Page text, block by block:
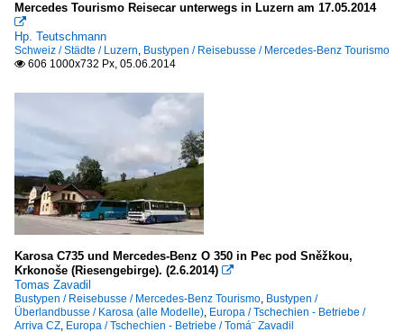
Mercedes Tourismo Reisecar unterwegs in Luzern am 17.05.2014

Hp. Teutschmann
Schweiz / Städte / Luzern, Bustypen / Reisebusse / Mercedes-Benz Tourismo
 606 1000x732 Px, 05.06.2014
Karosa C735 und Mercedes-Benz O 350 in Pec pod Sněžkou,
Krkonoše (Riesengebirge). (2.6.2014) 
Tomas Zavadil
Bustypen / Reisebusse / Mercedes-Benz Tourismo, Bustypen /
Überlandbusse / Karosa (alle Modelle), Europa / Tschechien - Betriebe /
Arriva CZ, Europa / Tschechien - Betriebe / Tomá¨ Zavadil